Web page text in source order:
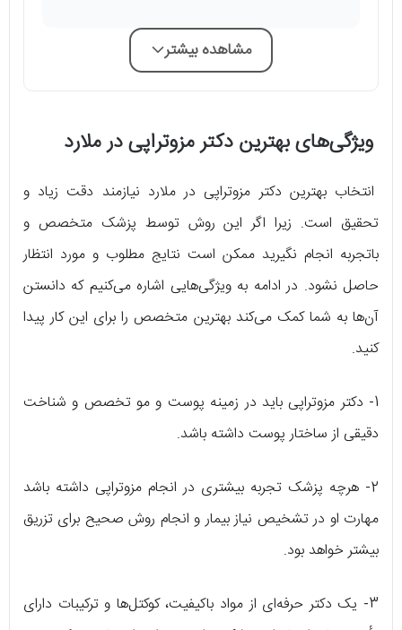
مشاهده بیشتر
ویژگی‌های بهترین دکتر مزوتراپی در ملارد
انتخاب بهترین دکتر مزوتراپی در ملارد نیازمند دقت زیاد و
تحقیق است. زیرا اگر این روش توسط پزشک متخصص و
باتجربه انجام نگیرید ممکن است نتایج مطلوب و مورد انتظار
حاصل نشود. در ادامه به ویژگی‌هایی اشاره می‌کنیم که دانستن
آن‌ها به شما کمک می‌کند بهترین متخصص را برای این کار پیدا
کنید.
1- دکتر مزوتراپی باید در زمینه پوست و مو تخصص و شناخت
دقیقی از ساختار پوست داشته باشد.
2- هرچه پزشک تجربه بیشتری در انجام مزوتراپی داشته باشد
مهارت او در تشخیص نیاز بیمار و انجام روش صحیح برای تزریق
بیشتر خواهد بود.
3- یک دکتر حرفه‌ای از مواد باکیفیت، کوکتل‌ها و ترکیبات دارای